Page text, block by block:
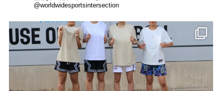
@worldwidesportsintersection